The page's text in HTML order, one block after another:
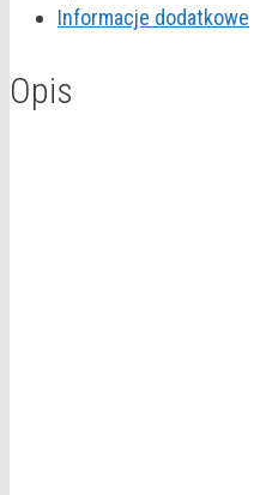
Informacje dodatkowe
Opis